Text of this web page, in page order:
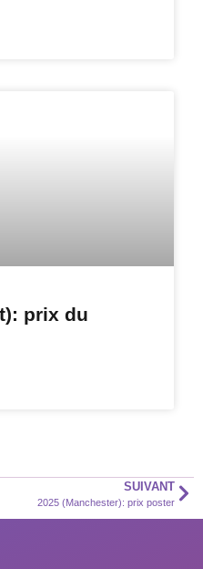
prix du
SUIVANT
2025 (Manchester): prix poster